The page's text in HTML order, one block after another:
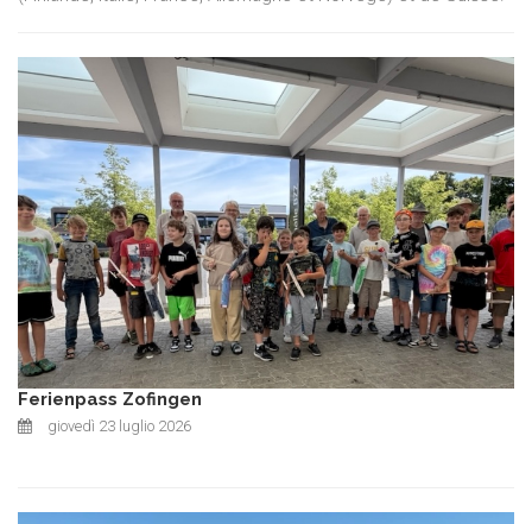
Ferienpass Zofingen
giovedì 23 luglio 2026